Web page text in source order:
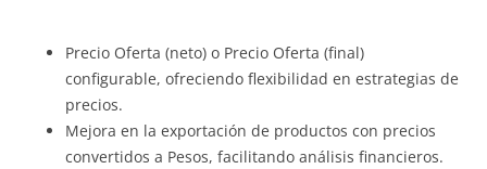
Precio Oferta (neto) o Precio Oferta (final)
configurable, ofreciendo flexibilidad en estrategias de
precios.
Mejora en la exportación de productos con precios
convertidos a Pesos, facilitando análisis financieros.